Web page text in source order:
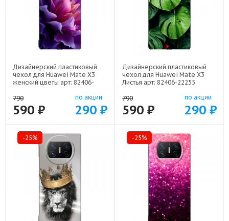
Дизайнерский пластиковый
чехол для Huawei Mate X3
женский цветы арт: 82406-
790
590 ₽
по акции
290 ₽
Дизайнерский пластиковый
чехол для Huawei Mate X3
Листья арт: 82406-22255
790
590 ₽
по акции
290 ₽
-25% -25%